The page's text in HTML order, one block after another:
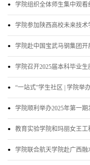
学院赴中国宝武马钢集团开
学院召开2025届本科毕业生
“一站式”学生社区 | 学院举
学院顺利举办2025年第一
学院联合航天学院赴广西融